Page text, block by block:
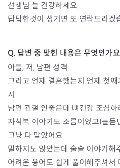
선생님 늘 건강하세요.
답답한것이 생기면 또 연락드리겠
아들, 저, 남편 성격
그리고 언제 결혼했는지 언제 첫
지
남편 관절 안좋은데 뼈건강 조심
자식복 이야기도 소름이었고(늘듣
그냥 다 맞았어요
말하지도 않았는데 술술 이야기해
어려운 용어도 쉽게 풀이해주셔서